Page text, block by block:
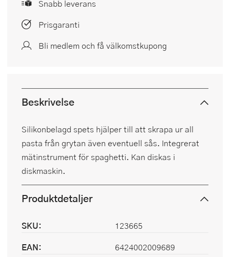
Snabb leverans
Prisgaranti
Bli medlem och få välkomstkupong
Beskrivelse
Silikonbelagd spets hjälper till att skrapa ur all
pasta från grytan även eventuell sås. Integrerat
mätinstrument för spaghetti. Kan diskas i
diskmaskin.
Produktdetaljer
SKU:
123665
EAN:
6424002009689